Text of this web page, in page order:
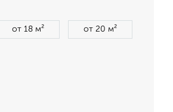
от 18 м² от 20 м²